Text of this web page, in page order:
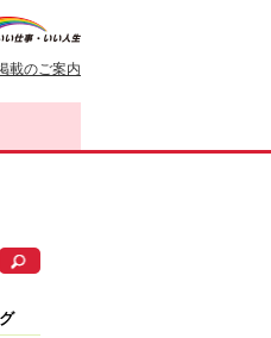
載のご案内